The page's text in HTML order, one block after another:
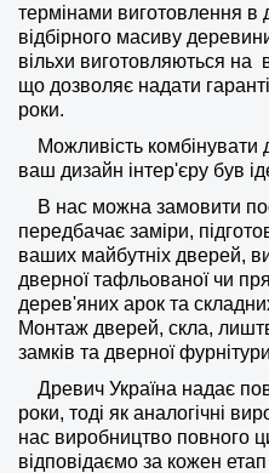
термінами виготовлення в
відбірного масиву
вільхи виготовляються на
що дозволяє надати
роки.
Можливість
ваш дизайн інтер'єру був
В нас можна замовити
передбачає заміри,
ваших майбутніх дверей,
дверної тафльованої чи
дерев'яних арок та
Монтаж дверей, скла,
замків та дверної
Древич Україна надає
роки, тоді як аналогічні
нас виробництво повного
відповідаємо за кожен